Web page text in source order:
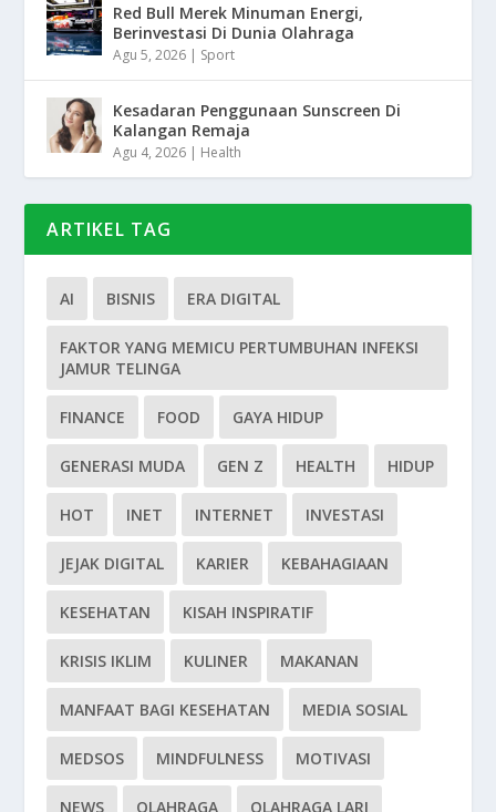
Red Bull Merek Minuman Energi,
Berinvestasi Di Dunia Olahraga
Agu 5, 2026 | Sport
Kesadaran Penggunaan Sunscreen Di
Kalangan Remaja
Agu 4, 2026 | Health
ARTIKEL TAG
AI BISNIS ERA DIGITAL
FAKTOR YANG MEMICU PERTUMBUHAN INFEKSI
JAMUR TELINGA
FINANCE FOOD GAYA HIDUP
GENERASI MUDA GEN Z HEALTH HIDUP
HOT INET INTERNET INVESTASI
JEJAK DIGITAL KARIER KEBAHAGIAAN
KESEHATAN KISAH INSPIRATIF
KRISIS IKLIM KULINER MAKANAN
MANFAAT BAGI KESEHATAN MEDIA SOSIAL
MEDSOS MINDFULNESS MOTIVASI
NEWS OLAHRAGA OLAHRAGA LARI